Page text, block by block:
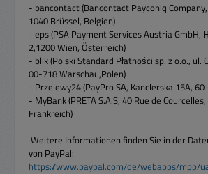
- bancontact (Bancontact Payconiq
1040 Brüssel, Belgien)
- eps (PSA Payment Services Austria GmbH,
2,1200 Wien, Österreich)
- blik (Polski Standard Płatności sp. z o.o., ul.
00-718 Warschau,Polen)
- Przelewy24 (PayPro SA, Kanclerska 15A,
- MyBank (PRETA S.A.S, 40 Rue de
Frankreich)
Weitere Informationen finden Sie in der
von PayPal:
https://www.paypal.com/de/webapps/mpp/